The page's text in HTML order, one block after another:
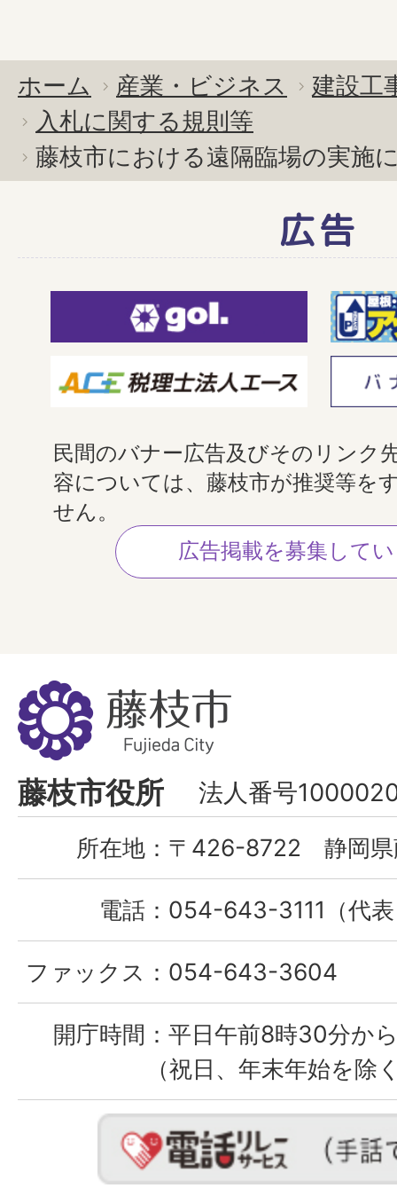
ホーム 産業・ビジネス
建設工
入札に関する規則等
藤枝市における遠隔臨場の実施
広告
民間のバナー広告及びそのリンク
容については、藤枝市が推奨等を
せん。
広告掲載を募集して
藤
枝
市
Fujieda
City
藤枝市役所 法人番号
所在地： 〒426-8722 静岡県
電話： 054-643-3111（代
ファックス： 054-643-3604
開庁時間： 平日午前8時30分か
（祝日、年末年始を除